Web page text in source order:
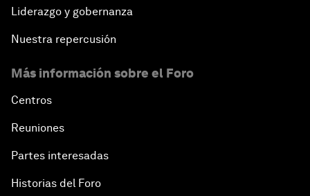
Liderazgo y gobernanza
Nuestra repercusión
Más información sobre el Foro
Centros
Reuniones
Partes interesadas
Historias del Foro